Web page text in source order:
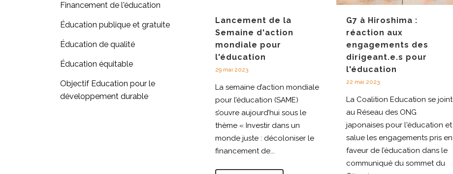
Financement de l'éducation
Éducation publique et gratuite
Éducation de qualité
Éducation équitable
Objectif Education pour le
développement durable
Lancement de la
Semaine d'action
mondiale pour
l'éducation
29 mai 2023
La semaine d’action mondiale
pour l’éducation (SAME)
s’ouvre aujourd’hui sous le
thème « Investir dans un
monde juste : décoloniser le
financement de...
G7 à Hiroshima :
réaction aux
engagements des
dirigeant.e.s pour
l'éducation
22 mai 2023
La Coalition Education se joint
au Réseau des ONG
japonaises pour l'éducation et
salue les engagements pris en
faveur de l’éducation dans le
communiqué du sommet du